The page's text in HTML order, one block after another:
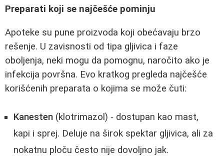
Preparati koji se najčešće pominju
Apoteke su pune proizvoda koji obećavaju brzo
rešenje. U zavisnosti od tipa gljivica i faze
oboljenja, neki mogu da pomognu, naročito ako je
infekcija površna. Evo kratkog pregleda najčešće
korišćenih preparata o kojima se može čuti:
Kanesten (klotrimazol) - dostupan kao mast,
kapi i sprej. Deluje na širok spektar gljivica, ali za
nokatnu ploču često nije dovoljno jak.